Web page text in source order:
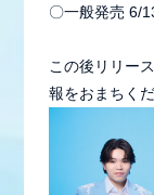
〇一般発売 6/
この後リリー
報をおまちく